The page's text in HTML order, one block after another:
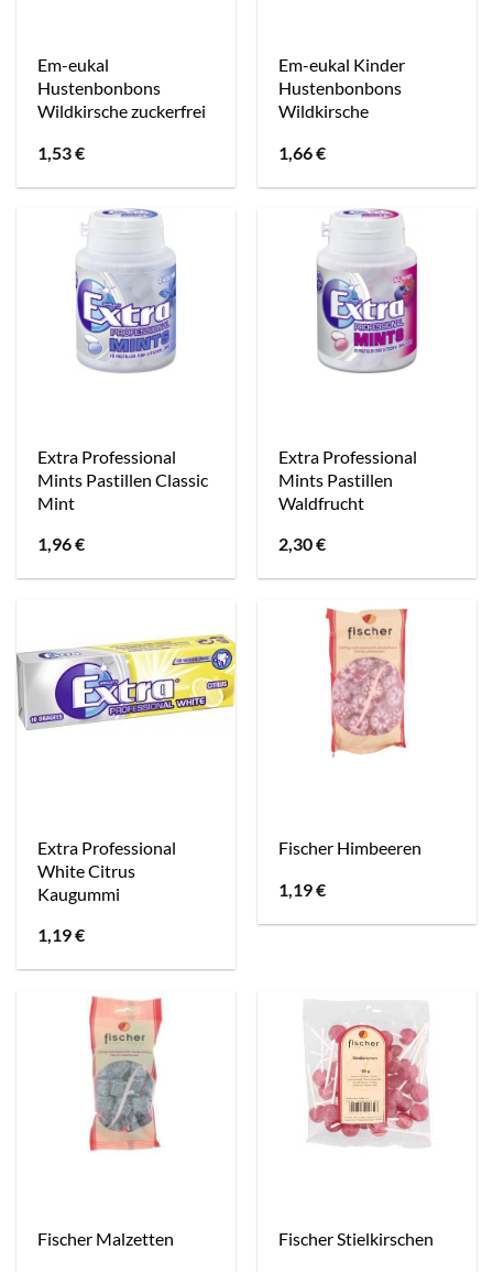
Em-eukal
Hustenbonbons
Wildkirsche zuckerfrei
1,53€
Em-eukal Kinder
Hustenbonbons
Wildkirsche
1,66€
Extra Professional
Mints Pastillen Classic
Mint
1,96€
Extra Professional
Mints Pastillen
Waldfrucht
2,30€
Extra Professional
White Citrus
Kaugummi
1,19€
Fischer Himbeeren
1,19€
Fischer Malzetten
Fischer Stielkirschen